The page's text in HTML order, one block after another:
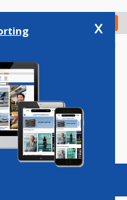
Check in
Vacatures
x